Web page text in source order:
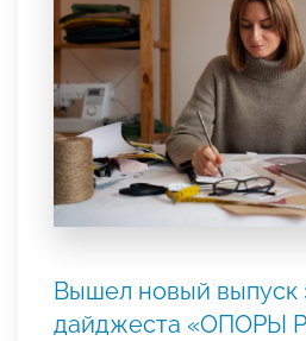
Вышел новый выпуск
дайджеста «ОПОРЫ